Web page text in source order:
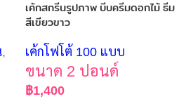
,
เค้กสกรีนรูปภาพ บีบครีมดอกไม้ ธีม
สีเขียวขาว
เค้กโฟโต้ 100 แบบ
ขนาด 2 ปอนด์
฿1,400